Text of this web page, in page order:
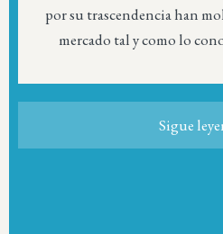
por su trascendencia han
mercado tal y como lo
Sigue